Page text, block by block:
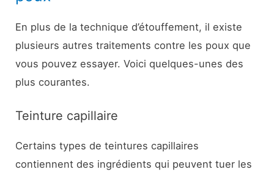
En plus de la technique d’étouffement, il existe
plusieurs autres traitements contre les poux que
vous pouvez essayer. Voici quelques-unes des
plus courantes.
Teinture capillaire
Certains types de teintures capillaires
contiennent des ingrédients qui peuvent tuer les